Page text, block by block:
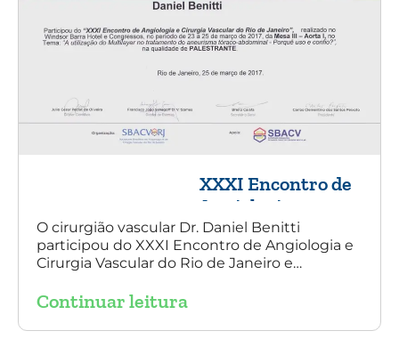
XXXI Encontro de
Angiologia e
Cirurgia Vascular
do Rio de Janeiro
O cirurgião vascular Dr. Daniel Benitti
participou do XXXI Encontro de Angiologia e
Cirurgia Vascular do Rio de Janeiro e
multilayer no tratamento de aneurisma
Continuar leitura